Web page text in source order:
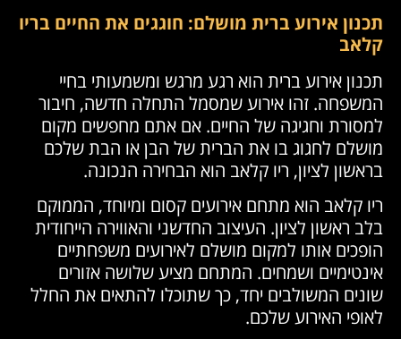
תכנון אירוע ברית מושלם: חוגגים את החיים בריו
קלאב
תכנון אירוע ברית הוא רגע מרגש ומשמעותי בחיי
המשפחה. זהו אירוע שמסמל התחלה חדשה, חיבור
למסורת וחגיגה של החיים. אם אתם מחפשים מקום
מושלם לחגוג בו את הברית של הבן או הבת שלכם
בראשון לציון, ריו קלאב הוא הבחירה הנכונה.
ריו קלאב הוא מתחם אירועים קסום ומיוחד, הממוקם
בלב ראשון לציון. העיצוב החדשני והאווירה הייחודית
הופכים אותו למקום מושלם לאירועים משפחתיים
אינטימיים ושמחים. המתחם מציע שלושה אזורים
שונים המשולבים יחד, כך שתוכלו להתאים את החלל
לאופי האירוע שלכם.